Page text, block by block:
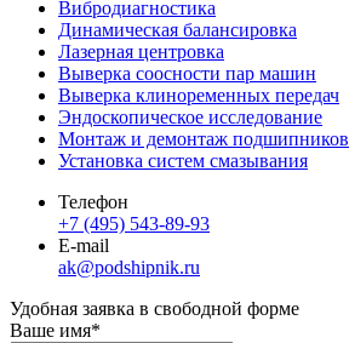
Вибродиагностика
Динамическая балансировка
Лазерная центровка
Выверка соосности пар машин
Выверка клиноременных передач
Эндоскопическое исследование
Монтаж и демонтаж подшипников
Установка систем смазывания
Телефон
+7 (495) 543-89-93
E-mail
ak@podshipnik.ru
Удобная заявка в свободной форме
Ваше имя*